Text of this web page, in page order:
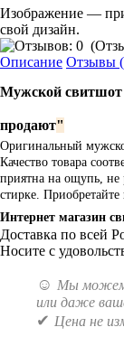
Изображение —
свой дизайн.
(
Описание Отзывы
Мужской свитшот
продают"
Оригинальный
Качество товара
приятна на ощупь, не
стирке.
Интернет магазин
Доставка по всей
Носите с
☺ Мы можем
или даже
✔ Цена не